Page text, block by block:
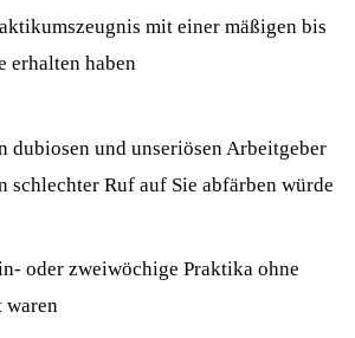
mit einer mäßigen bis
erhalten haben
dubiosen und unseriösen Arbeitgeber
schlechter Ruf auf Sie abfärben würde
oder zweiwöchige Praktika ohne
waren